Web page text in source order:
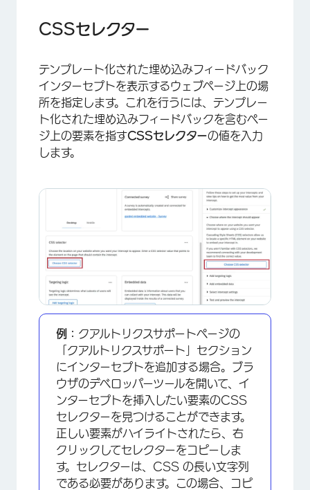
×
CSSセレクター
テンプレート化された埋め込みフィードバック
インターセプトを表示するウェブページ上の場
所を指定します。これを行うには、テンプレー
ト化された埋め込みフィードバックを含むペー
ジ上の要素を指すCSSセレクターの値を入力
します。
例： クアルトリクスサポートページの
「クアルトリクスサポート」セクション
にインターセプトを追加する場合。ブラ
ウザのデベロッパーツールを開いて、イ
ンターセプトを挿入したい要素のCSS
セレクターを見つけることができます。
正しい要素がハイライトされたら、右
クリックしてセレクターをコピーしま
す。セレクターは、CSS の長い文字列
である必要があります。この場合、コピ